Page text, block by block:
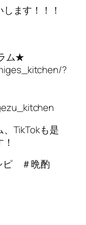
ます！！！
ム★
?
TikTokも是
ピ ＃晩酌